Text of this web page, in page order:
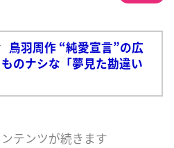
鳥羽周作 “純愛宣言”の広
のナシな「夢見た勘違い
テンツが続きます